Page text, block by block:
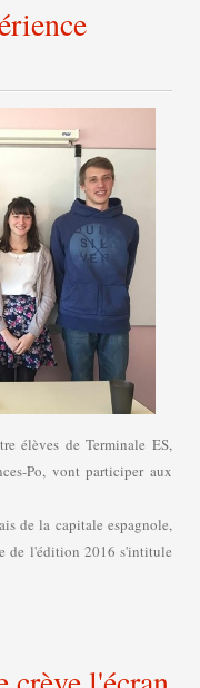
élèves de Terminale ES,
Po, vont participer aux
de la capitale espagnole,
de l'édition 2016 s'intitule